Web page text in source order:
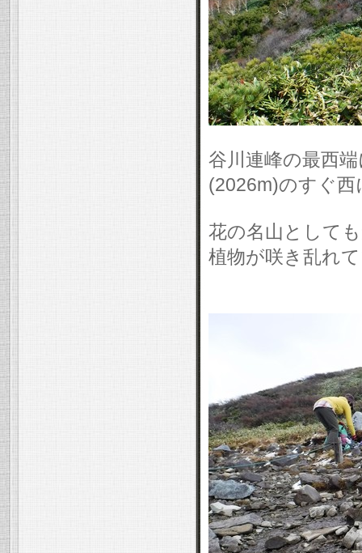
谷川連峰の最西
(2026m)のすぐ
花の名山として
植物が咲き乱れ